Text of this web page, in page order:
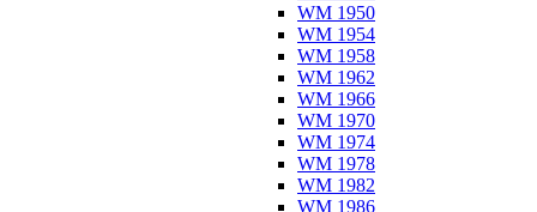
WM 1950
WM 1954
WM 1958
WM 1962
WM 1966
WM 1970
WM 1974
WM 1978
WM 1982
WM 1986